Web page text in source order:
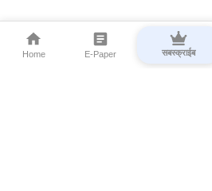
Home E-Paper सबस्क्राईब